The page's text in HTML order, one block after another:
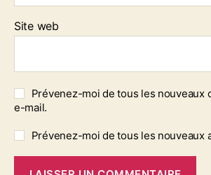
Site web
Prévenez-moi de tous les nouveaux
e-mail.
Prévenez-moi de tous les nouveaux